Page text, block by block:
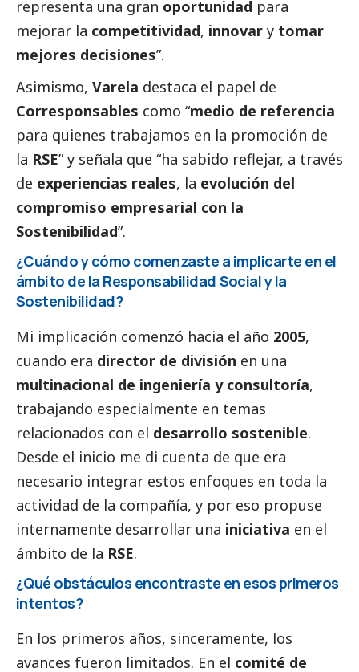
representa una gran oportunidad para
mejorar la competitividad, innovar y tomar
mejores decisiones”.
Asimismo, Varela destaca el papel de
Corresponsables como “medio de referencia
para quienes trabajamos en la promoción de
la RSE” y señala que “ha sabido reflejar, a través
de experiencias reales, la evolución del
compromiso empresarial con la
Sostenibilidad”.
¿Cuándo y cómo comenzaste a implicarte en el
ámbito de la Responsabilidad Socialy la
Sostenibilidad?
Mi implicación comenzó hacia el año 2005,
cuando era director de división en una
multinacional de ingeniería y consultoría,
trabajando especialmente en temas
relacionados con el desarrollo sostenible.
Desde el inicio me di cuenta de que era
necesario integrar estos enfoques en toda la
actividad de la compañía, y por eso propuse
internamente desarrollar una iniciativa en el
ámbito de la RSE.
¿Qué obstáculos encontraste en esos primeros
intentos?
En los primeros años, sinceramente, los
avances fueron limitados. En el comité de